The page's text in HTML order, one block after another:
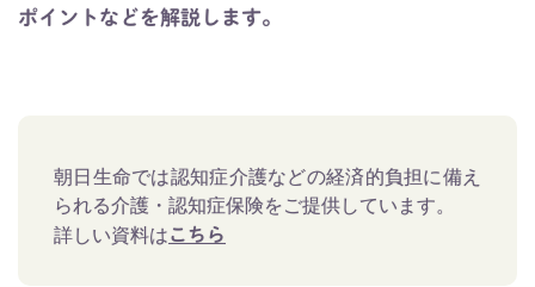
ポイントなどを解説します。
朝日生命では認知症介護などの経済的負担に備え
られる介護・認知症保険をご提供しています。
詳しい資料はこちら